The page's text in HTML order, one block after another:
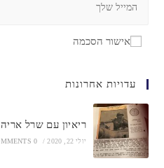
אישור הסכמה
עדויות אחרונות
ריאיון עם שרל אריה
יולי 22, 2020 /
0 COMMENTS